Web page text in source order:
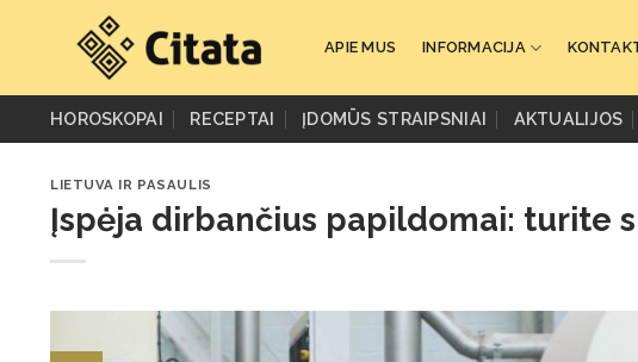
APIE MUS INFORMACIJA
HOROSKOPAI RECEPTAI ĮDOMŪS STRAIPSNIAI AKTUALIJOS
LIETUVA IR PASAULIS
Įspėja dirbančius papildomai: turite